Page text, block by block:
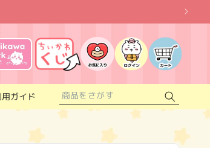
ガイド
入
り
ス
ト
グ
イ
カ
ー
ト